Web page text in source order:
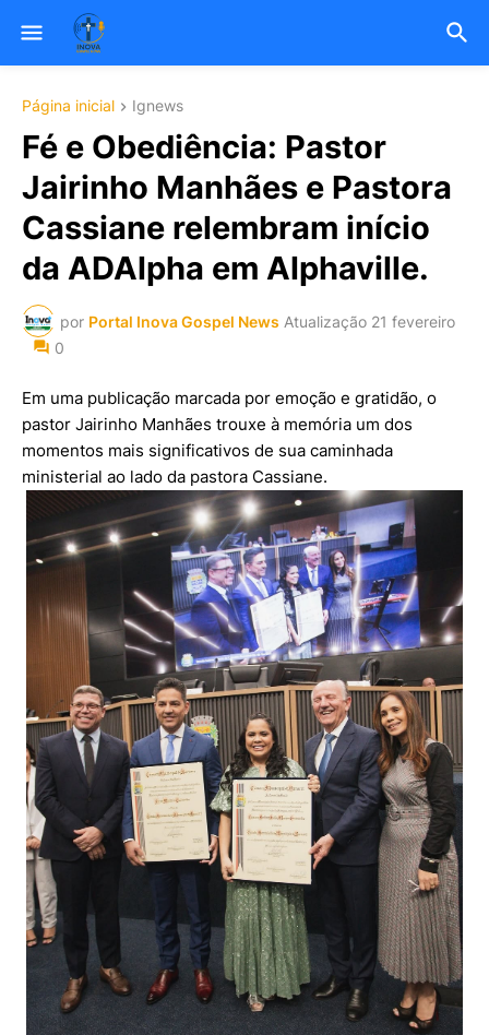
Página inicial Ignews
Fé e Obediência: Pastor
Jairinho Manhães e Pastora
Cassiane relembram início
da ADAlpha em Alphaville.
por Portal Inova Gospel News Atualização 21 fevereiro
0
Em uma publicação marcada por emoção e gratidão, o
pastor Jairinho Manhães trouxe à memória um dos
momentos mais significativos de sua caminhada
ministerial ao lado da pastora Cassiane.